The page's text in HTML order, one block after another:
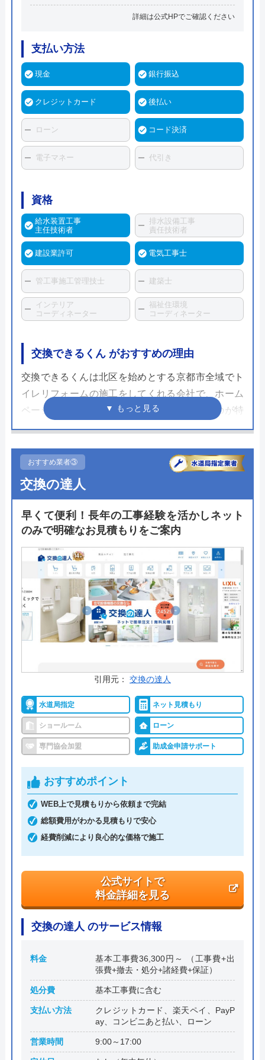
詳細は公式HPでご確認ください
支払い方法
現金 銀行振込
クレジットカード 後払い
ローン コード決済
電子マネー 代引き
資格
給水装置工事
主任技術者
排水設備工事
責任技術者
建設業許可 電気工事士
管工事施工管理技士 建築士
インテリア
コーディネーター
福祉住環境
コーディネーター
交換できるくん がおすすめの理由
交換できるくんは北区を始めとする京都市全域でト
イレリフォームの施工をしてくれる会社で、ホーム
ページで購入した商品を設置まで依頼できるのが特
徴の会社です。施工をする職人は社員もしくは提携
アフターサービスについても専用の窓口を設けてお
り、万が一の不具合にすぐ対応ができる環境が整備
されています。施工後にもらえる商品と工事の保証
書の期限は10年間。手厚いサポートがあるおかげで
ムや別の設備のリフォームでも利用するリピーター
の方が多いようです。
公式サイトで
料金詳細を見る
今すぐ電話で相談する
受付時間： 9:00～18:00
交換できるくん の基本情報
運営会社 株式会社交換できるくん
創業・設立 1998年11月13日設立
本社所在地
〒150-0011
東京都渋谷区東1丁目26-20 東京建物東
おすすめ業者③
交換の達人
早くて便利！長年の工事経験を活かしネット
のみで明確なお見積もりをご案内
引用元： 交換の達人
水道局指定 ネット見積もり
ショールーム ローン
専門協会加盟 助成金申請サポート
おすすめポイント
WEB上で見積もりから依頼まで完結
総額費用がわかる見積もりで安心
経費削減により良心的な価格で施工
公式サイトで
料金詳細を見る
交換の達人 のサービス情報
料金
基本工事費36,300円～ （工事費+出
張費+撤去・処分+諸経費+保証）
処分費 基本工事費に含む
支払い方法
クレジットカード、楽天ペイ、PayP
ay、コンビニあと払い、ローン
営業時間 9:00～17:00